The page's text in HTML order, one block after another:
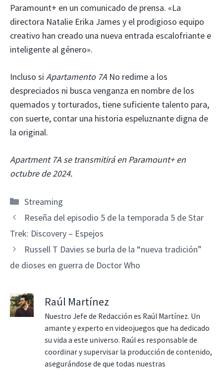
Paramount+ en un comunicado de prensa. «La
directora Natalie Erika James y el prodigioso equipo
creativo han creado una nueva entrada escalofriante e
inteligente al género».
Incluso si Apartamento 7A No redime a los
despreciados ni busca venganza en nombre de los
quemados y torturados, tiene suficiente talento para,
con suerte, contar una historia espeluznante digna de
la original.
Apartment 7A se transmitirá en Paramount+ en
octubre de 2024.
Categorías
Streaming
Reseña del episodio 5 de la temporada 5 de Star
Trek: Discovery – Espejos
Russell T Davies se burla de la “nueva tradición”
de dioses en guerra de Doctor Who
Raúl Martínez
Nuestro Jefe de Redacción es Raúl Martínez. Un
amante y experto en videojuegos que ha dedicado
su vida a este universo. Raúl es responsable de
coordinar y supervisar la producción de contenido,
asegurándose de que todas nuestras